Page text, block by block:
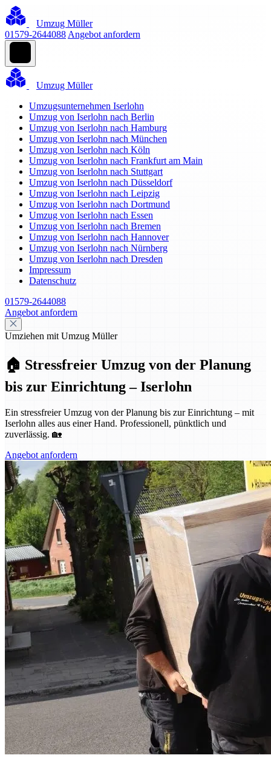
Umzug Müller
01579-2644088 Angebot anfordern
Umzug Müller
Umzugsunternehmen Iserlohn
Umzug von Iserlohn nach Berlin
Umzug von Iserlohn nach Hamburg
Umzug von Iserlohn nach München
Umzug von Iserlohn nach Köln
Umzug von Iserlohn nach Frankfurt am Main
Umzug von Iserlohn nach Stuttgart
Umzug von Iserlohn nach Düsseldorf
Umzug von Iserlohn nach Leipzig
Umzug von Iserlohn nach Dortmund
Umzug von Iserlohn nach Essen
Umzug von Iserlohn nach Bremen
Umzug von Iserlohn nach Hannover
Umzug von Iserlohn nach Nürnberg
Umzug von Iserlohn nach Dresden
Impressum
Datenschutz
01579-2644088
Angebot anfordern
Umziehen mit Umzug Müller
🏠 Stressfreier Umzug von der Planung
bis zur Einrichtung – Iserlohn
Ein stressfreier Umzug von der Planung bis zur Einrichtung – mit
Iserlohn alles aus einer Hand. Professionell, pünktlich und
zuverlässig. 🏡
Angebot anfordern